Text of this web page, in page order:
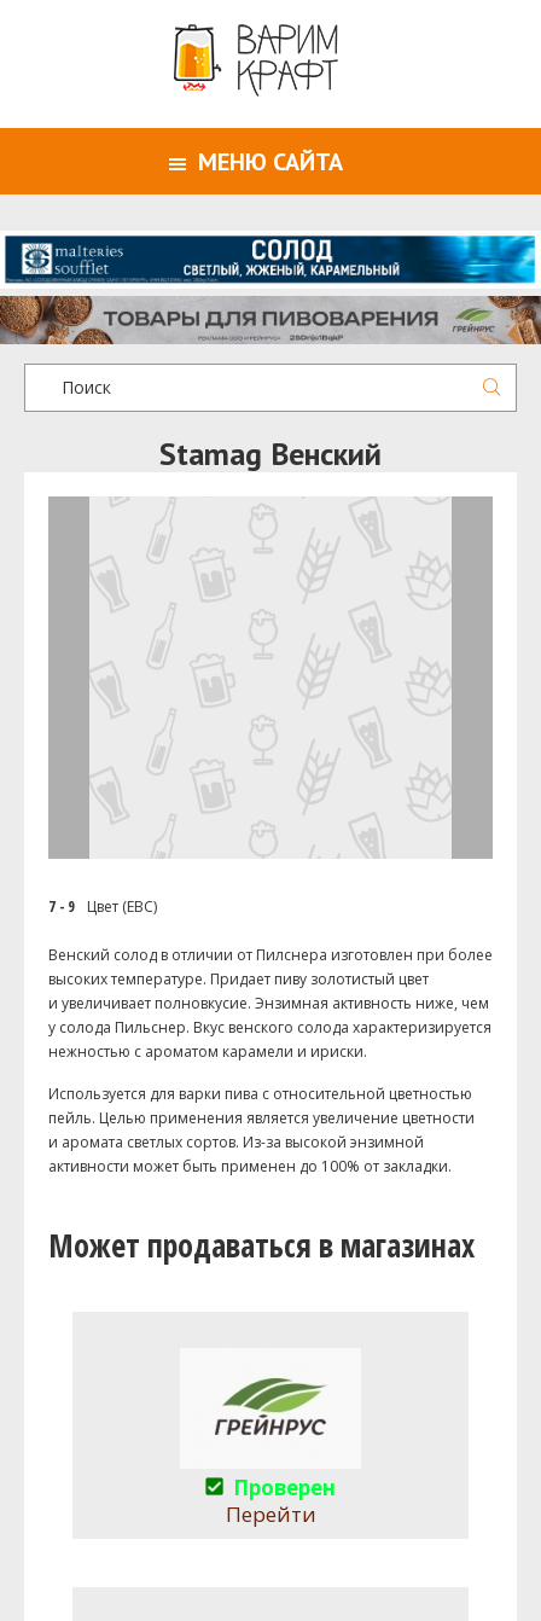
МЕНЮ САЙТА
Stamag Венский
7 - 9 Цвет (EBC)
Венский солод в отличии от Пилснера изготовлен при более
высоких температуре. Придает пиву золотистый цвет
и увеличивает полновкусие. Энзимная активность ниже, чем
у солода Пильснер. Вкус венского солода характеризируется
нежностью с ароматом карамели и ириски.
Используется для варки пива с относительной цветностью
пейль. Целью применения является увеличение цветности
и аромата светлых сортов. Из-за высокой энзимной
активности может быть применен до 100% от закладки.
Может продаваться в магазинах
Проверен
Перейти